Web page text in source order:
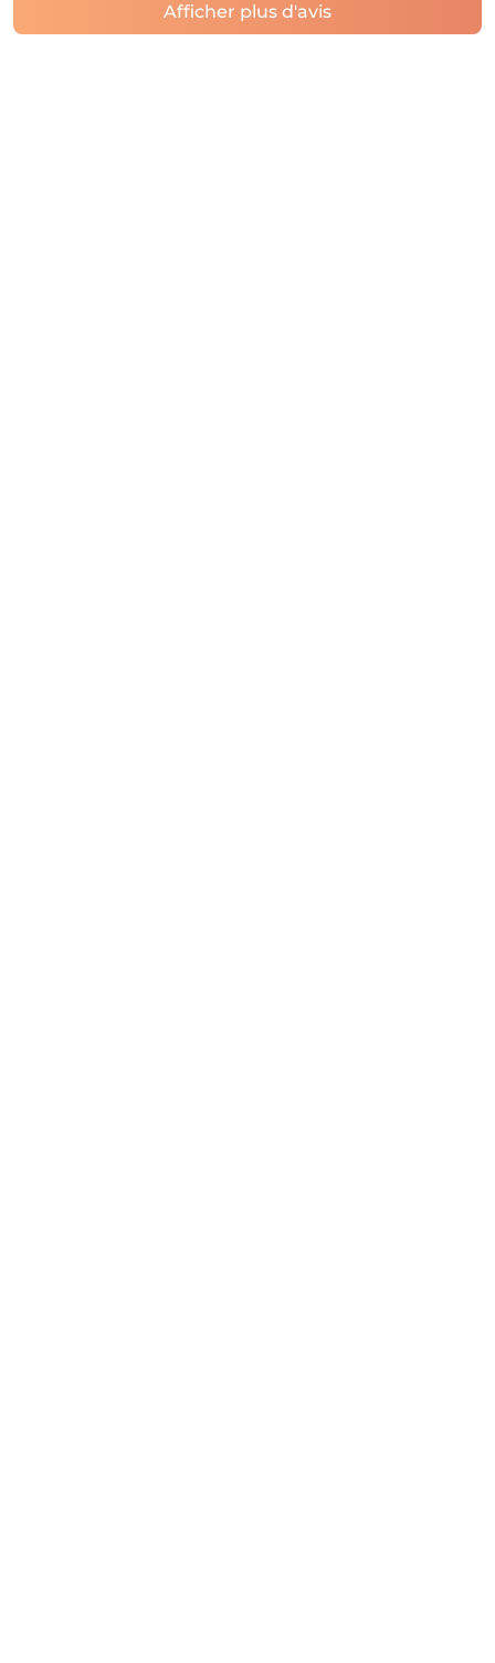
Afficher plus d'avis